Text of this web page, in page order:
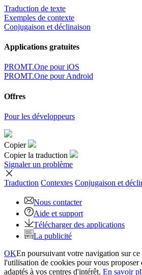
Traduction de texte
Exemples de contexte
Conjugaison et déclinaison
Applications gratuites
PROMT.One pour iOS
PROMT.One pour Android
Offres
Pour les développeurs
Copier
Copier la traduction
Signaler un problème
Traduction Contextes Conjugaison et
Nous contacter
Aide et support
Télécharger des applications
La publicité
OKEn poursuivant votre navigation sur ce
l'utilisation de cookies pour vous proposer
adaptés à vos centres d'intérêt. En savoir